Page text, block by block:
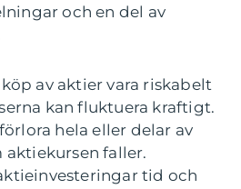
och en del av
av aktier vara riskabelt
kan fluktuera kraftigt.
hela eller delar av
aktiekursen faller.
tid och